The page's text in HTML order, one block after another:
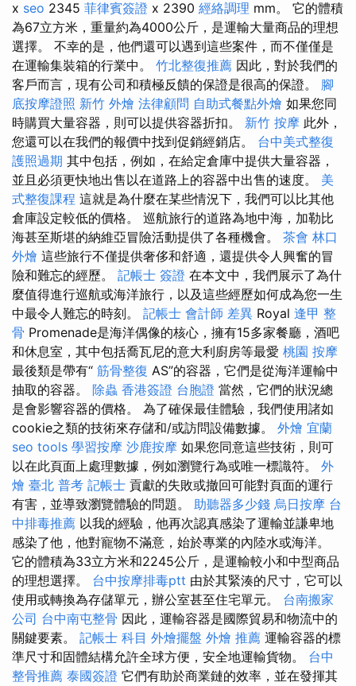
x seo 2345 菲律賓簽證 x 2390 經絡調理 mm。 它的體積
為67立方米，重量約為4000公斤，是運輸大量商品的理想
選擇。 不幸的是，他們還可以遇到這些案件，而不僅僅是
在運輸集裝箱的行業中。 竹北整復推薦 因此，對於我們的
客戶而言，現有公司和積極反饋的保證是很高的保證。 腳
底按摩證照 新竹 外燴 法律顧問 自助式餐點外燴 如果您同
時購買大量容器，則可以提供容器折扣。 新竹 按摩 此外，
您還可以在我們的報價中找到促銷經銷店。 台中美式整復
護照過期 其中包括，例如，在給定倉庫中提供大量容器，
並且必須更快地出售以在道路上的容器中出售的速度。 美
式整復課程 這就是為什麼在某些情況下，我們可以比其他
倉庫設定較低的價格。 巡航旅行的道路為地中海，加勒比
海甚至斯堪的納維亞冒險活動提供了各種機會。 茶會 林口
外燴 這些旅行不僅提供奢侈和舒適，還提供令人興奮的冒
險和難忘的經歷。 記帳士 簽證 在本文中，我們展示了為什
麼值得進行巡航或海洋旅行，以及這些經歷如何成為您一生
中最令人難忘的時刻。 記帳士 會計師 差異 Royal 逢甲 整
骨 Promenade是海洋偶像的核心，擁有15多家餐廳，酒吧
和休息室，其中包括喬瓦尼的意大利廚房等最愛 桃園 按摩
最後類是帶有“ 筋骨整復 AS”的容器，它們是從海洋運輸中
抽取的容器。 除蟲 香港簽證 台胞證 當然，它們的狀況總
是會影響容器的價格。 為了確保最佳體驗，我們使用諸如
cookie之類的技術來存儲和/或訪問設備數據。 外燴 宜蘭
seo tools 學習按摩 沙鹿按摩 如果您同意這些技術，則可
以在此頁面上處理數據，例如瀏覽行為或唯一標識符。 外
燴 臺北 普考 記帳士 貢獻的失敗或撤回可能對頁面的運行
有害，並導致瀏覽體驗的問題。 助聽器多少錢 烏日按摩 台
中排毒推薦 以我的經驗，他再次認真感染了運輸並謙卑地
感染了他，他對寵物不滿意，始於專業的內陸水或海洋。
它的體積為33立方米和2245公斤，是運輸較小和中型商品
的理想選擇。 台中按摩排毒ptt 由於其緊湊的尺寸，它可以
使用或轉換為存儲單元，辦公室甚至住宅單元。 台南搬家
公司 台中南屯整骨 因此，運輸容器是國際貿易和物流中的
關鍵要素。 記帳士 科目 外燴擺盤 外燴 推薦 運輸容器的標
準尺寸和固體結構允許全球方便，安全地運輸貨物。 台中
整骨推薦 泰國簽證 它們有助於商業鏈的效率，並在發揮其